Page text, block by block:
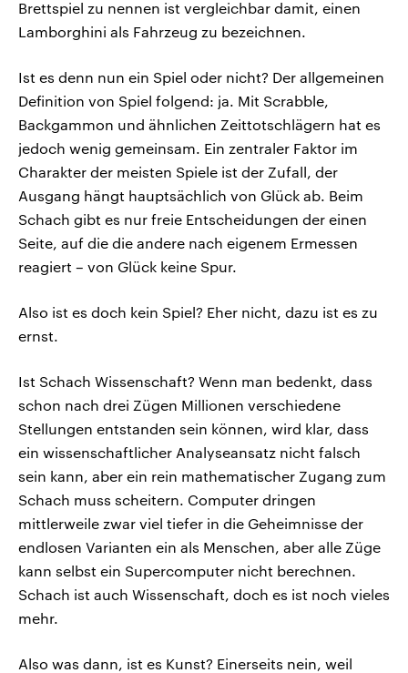
Brettspiel zu nennen ist vergleichbar damit, einen
Lamborghini als Fahrzeug zu bezeichnen.
Ist es denn nun ein Spiel oder nicht? Der allgemeinen
Definition von Spiel folgend: ja. Mit Scrabble,
Backgammon und ähnlichen Zeittotschlägern hat es
jedoch wenig gemeinsam. Ein zentraler Faktor im
Charakter der meisten Spiele ist der Zufall, der
Ausgang hängt hauptsächlich von Glück ab. Beim
Schach gibt es nur freie Entscheidungen der einen
Seite, auf die die andere nach eigenem Ermessen
reagiert – von Glück keine Spur.
Also ist es doch kein Spiel? Eher nicht, dazu ist es zu
ernst.
Ist Schach Wissenschaft? Wenn man bedenkt, dass
schon nach drei Zügen Millionen verschiedene
Stellungen entstanden sein können, wird klar, dass
ein wissenschaftlicher Analyseansatz nicht falsch
sein kann, aber ein rein mathematischer Zugang zum
Schach muss scheitern. Computer dringen
mittlerweile zwar viel tiefer in die Geheimnisse der
endlosen Varianten ein als Menschen, aber alle Züge
kann selbst ein Supercomputer nicht berechnen.
Schach ist auch Wissenschaft, doch es ist noch vieles
mehr.
Also was dann, ist es Kunst? Einerseits nein, weil